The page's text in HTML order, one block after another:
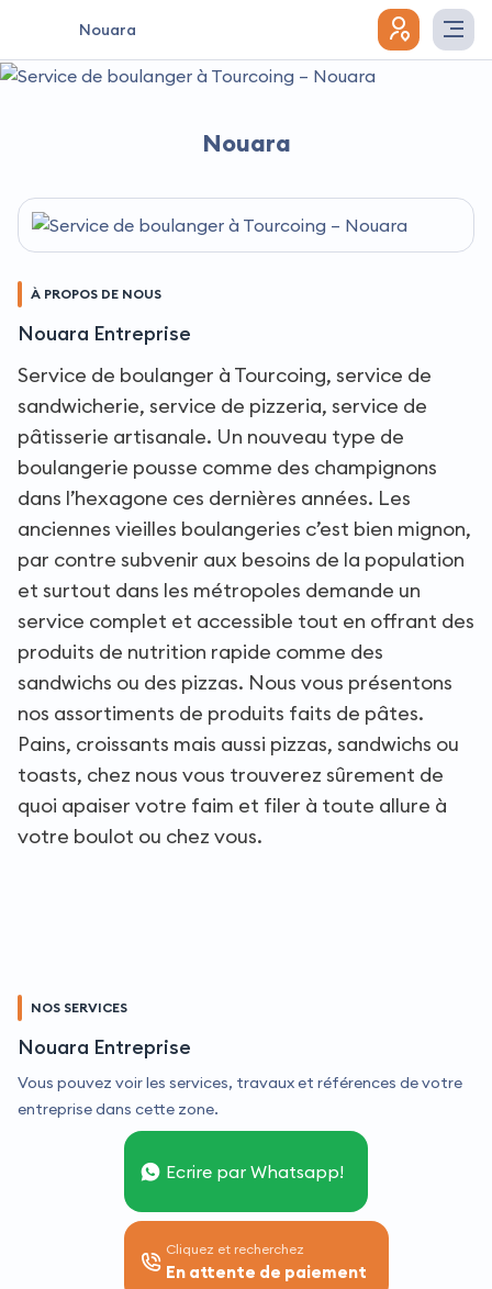
Nouara
Nouara
À PROPOS DE NOUS
Nouara Entreprise
Service de boulanger à Tourcoing, service de
sandwicherie, service de pizzeria, service de
pâtisserie artisanale. Un nouveau type de
boulangerie pousse comme des champignons
dans l’hexagone ces dernières années. Les
anciennes vieilles boulangeries c’est bien mignon,
par contre subvenir aux besoins de la population
et surtout dans les métropoles demande un
service complet et accessible tout en offrant des
produits de nutrition rapide comme des
sandwichs ou des pizzas. Nous vous présentons
nos assortiments de produits faits de pâtes.
Pains, croissants mais aussi pizzas, sandwichs ou
toasts, chez nous vous trouverez sûrement de
quoi apaiser votre faim et filer à toute allure à
votre boulot ou chez vous.
NOS SERVICES
Nouara Entreprise
Vous pouvez voir les services, travaux et références de votre
entreprise dans cette zone.
Ecrire par Whatsapp!
Cliquez et recherchez
En attente de paiement